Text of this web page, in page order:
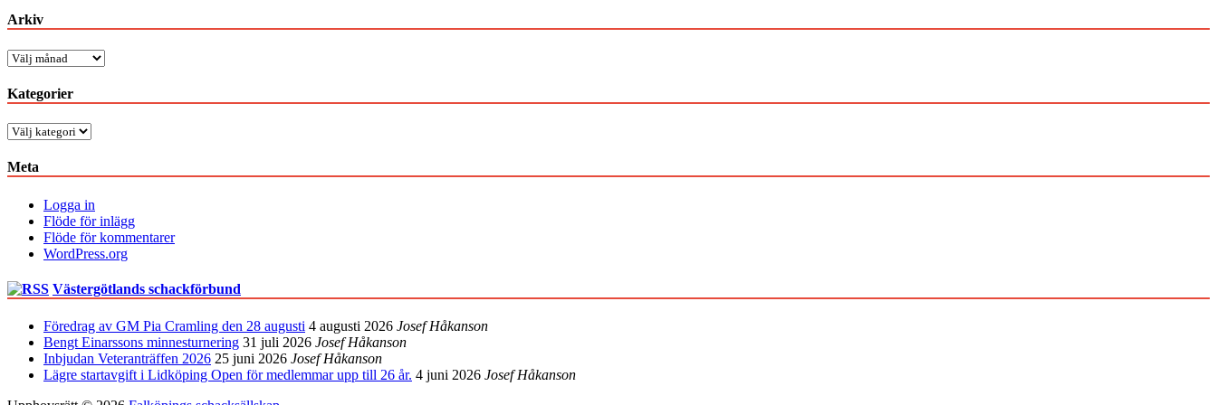
Arkiv
Arkiv
Kategorier
Kategorier
Meta
Logga in
Flöde för inlägg
Flöde för kommentarer
WordPress.org
Västergötlands schackförbund
Föredrag av GM Pia Cramling den 28 augusti 4 augusti 2026 Josef Håkanson
Bengt Einarssons minnesturnering 31 juli 2026 Josef Håkanson
Inbjudan Veteranträffen 2026 25 juni 2026 Josef Håkanson
Lägre startavgift i Lidköping Open för medlemmar upp till 26 år. 4 juni 2026 Josef Håkanson